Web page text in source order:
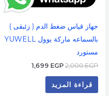
جهاز قياس ضغط الدم ( زئبقى )
بالسماعه ماركة يوول YUWELL
مستورد
2,000EGP
1,699 EGP
قراءة المزيد